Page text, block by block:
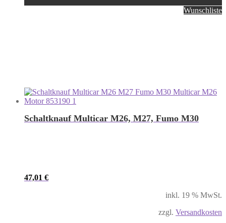
Wunschliste
Schaltknauf Multicar M26, M27, Fumo M30
47,01 €
inkl. 19 % MwSt.
zzgl. Versandkosten